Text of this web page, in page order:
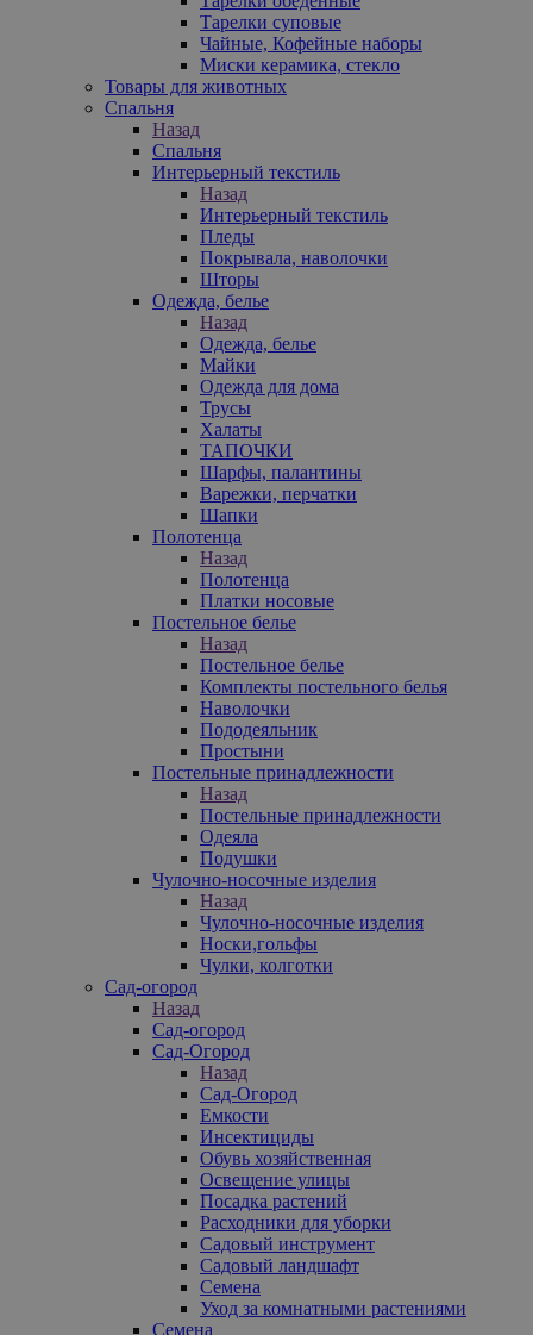
Тарелки суповые
Чайные, Кофейные наборы
Миски керамика, стекло
Товары для животных
Спальня
Назад
Спальня
Интерьерный текстиль
Назад
Интерьерный текстиль
Пледы
Покрывала, наволочки
Шторы
Одежда, белье
Назад
Одежда, белье
Майки
Одежда для дома
Трусы
Халаты
ТАПОЧКИ
Шарфы, палантины
Варежки, перчатки
Шапки
Полотенца
Назад
Полотенца
Платки носовые
Постельное белье
Назад
Постельное белье
Комплекты постельного белья
Наволочки
Пододеяльник
Простыни
Постельные принадлежности
Назад
Постельные принадлежности
Одеяла
Подушки
Чулочно-носочные изделия
Назад
Чулочно-носочные изделия
Носки,гольфы
Чулки, колготки
Сад-огород
Назад
Сад-огород
Сад-Огород
Назад
Сад-Огород
Емкости
Инсектициды
Обувь хозяйственная
Освещение улицы
Посадка растений
Расходники для уборки
Садовый инструмент
Садовый ландшафт
Семена
Уход за комнатными растениями
Семена